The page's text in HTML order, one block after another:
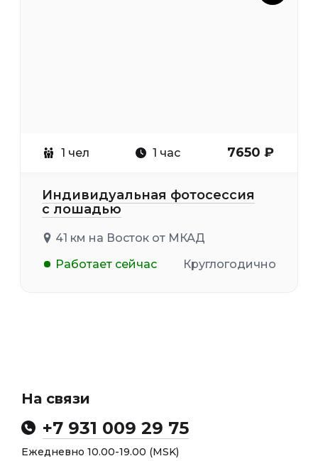
1 чел 1 час 7650 ₽
Индивидуальная фотосессия
с лошадью
41 км на Восток от МКАД
Работает сейчас
Круглогодично
На связи
+7 931 009 29 75
Ежедневно 10.00-19.00 (MSK)